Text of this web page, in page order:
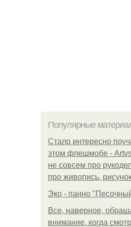
Популярные
Стало интересно
этом флешмобе -
не совсем про
про живопись,
Эко - панно
Все, наверное,
внимание, когда